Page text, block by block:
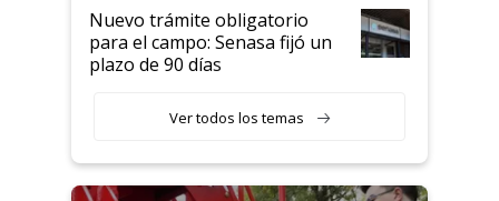
Nuevo trámite obligatorio
para el campo: Senasa fijó un
plazo de 90 días
Ver todos los temas